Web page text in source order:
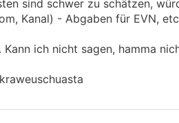
sind schwer zu schätzen,
Kanal) - Abgaben für EVN,
Kann ich nicht sagen, hamma